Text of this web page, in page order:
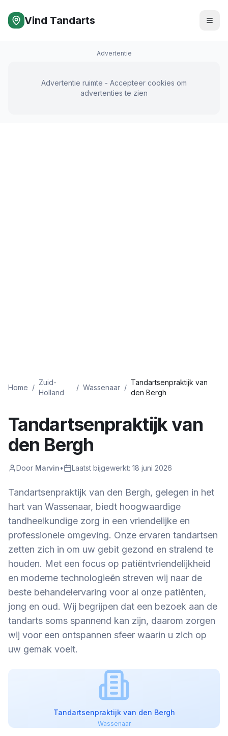
Vind Tandarts
Advertentie
Advertentie ruimte - Accepteer cookies om
advertenties te zien
Home /
Zuid-
Holland
/ Wassenaar /
Tandartsenpraktijk van
den Bergh
Tandartsenpraktijk van
den Bergh
Door Marvin• Laatst bijgewerkt: 18 juni 2026
Tandartsenpraktijk van den Bergh, gelegen in het
hart van Wassenaar, biedt hoogwaardige
tandheelkundige zorg in een vriendelijke en
professionele omgeving. Onze ervaren tandartsen
zetten zich in om uw gebit gezond en stralend te
houden. Met een focus op patiëntvriendelijkheid
en moderne technologieën streven wij naar de
beste behandelervaring voor al onze patiënten,
jong en oud. Wij begrijpen dat een bezoek aan de
tandarts soms spannend kan zijn, daarom zorgen
wij voor een ontspannen sfeer waarin u zich op
uw gemak voelt.
Tandartsenpraktijk van den Bergh
Wassenaar